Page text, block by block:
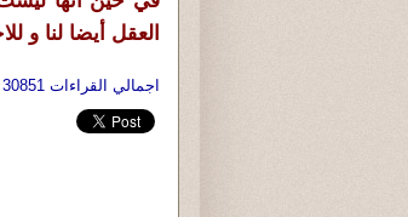
العقل أيضا لنا و
اجمالي القراءات 30851